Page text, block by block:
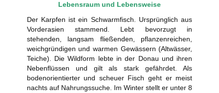
Lebensraum und Lebensweise
Der Karpfen ist ein Schwarmfisch. Ursprünglich aus
Vorderasien stammend. Lebt bevorzugt in
stehenden, langsam fließenden, pflanzenreichen,
weichgründigen und warmen Gewässern (Altwässer,
Teiche). Die Wildform lebte in der Donau und ihren
Nebenflüssen und gilt als stark gefährdet. Als
bodenorientierter und scheuer Fisch geht er meist
nachts auf Nahrungssuche. Im Winter stellt er unter 8